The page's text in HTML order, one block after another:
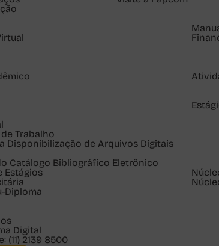
Trabalho
Disponibilização de Arquivos Digitais
Catálogo Bibliográfico Eletrônico
Estágios
Diploma
Digital
(11) 2139 8500